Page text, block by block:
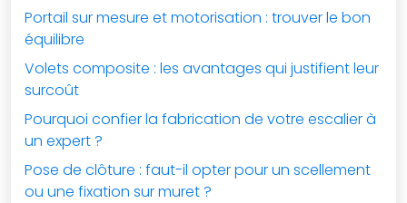
Portail sur mesure et motorisation : trouver le bon
équilibre
Volets composite : les avantages qui justifient leur
surcoût
Pourquoi confier la fabrication de votre escalier à
un expert ?
Pose de clôture : faut-il opter pour un scellement
ou une fixation sur muret ?